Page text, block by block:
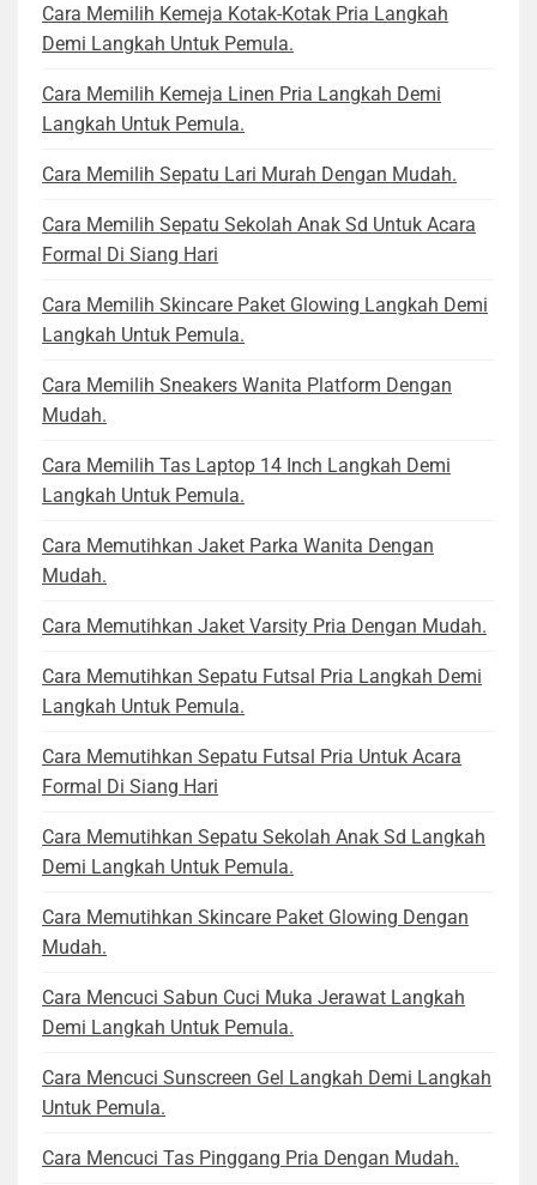
Cara Memilih Kemeja Kotak-Kotak Pria Langkah
Demi Langkah Untuk Pemula.
Cara Memilih Kemeja Linen Pria Langkah Demi
Langkah Untuk Pemula.
Cara Memilih Sepatu Lari Murah Dengan Mudah.
Cara Memilih Sepatu Sekolah Anak Sd Untuk Acara
Formal Di Siang Hari
Cara Memilih Skincare Paket Glowing Langkah Demi
Langkah Untuk Pemula.
Cara Memilih Sneakers Wanita Platform Dengan
Mudah.
Cara Memilih Tas Laptop 14 Inch Langkah Demi
Langkah Untuk Pemula.
Cara Memutihkan Jaket Parka Wanita Dengan
Mudah.
Cara Memutihkan Jaket Varsity Pria Dengan Mudah.
Cara Memutihkan Sepatu Futsal Pria Langkah Demi
Langkah Untuk Pemula.
Cara Memutihkan Sepatu Futsal Pria Untuk Acara
Formal Di Siang Hari
Cara Memutihkan Sepatu Sekolah Anak Sd Langkah
Demi Langkah Untuk Pemula.
Cara Memutihkan Skincare Paket Glowing Dengan
Mudah.
Cara Mencuci Sabun Cuci Muka Jerawat Langkah
Demi Langkah Untuk Pemula.
Cara Mencuci Sunscreen Gel Langkah Demi Langkah
Untuk Pemula.
Cara Mencuci Tas Pinggang Pria Dengan Mudah.